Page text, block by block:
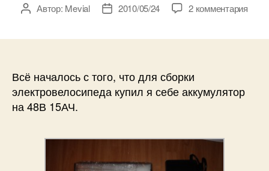
АвторАвтор: Mevial
Дата2010/05/24 2 комментарияк
Всё началось с того, что для сборки
электровелосипеда купил я себе аккумулятор
на 48В 15АЧ.